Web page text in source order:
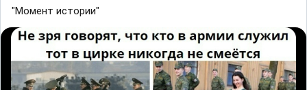
"Момент истории"